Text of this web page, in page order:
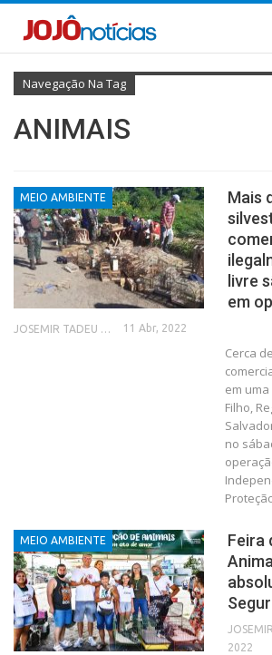
Navegação Na Tag
ANIMAIS
MEIO AMBIENTE
Mais
livre
em
11 Abr, 2022
Cerca
em
Filho,
no
MEIO AMBIENTE
Feira
2022